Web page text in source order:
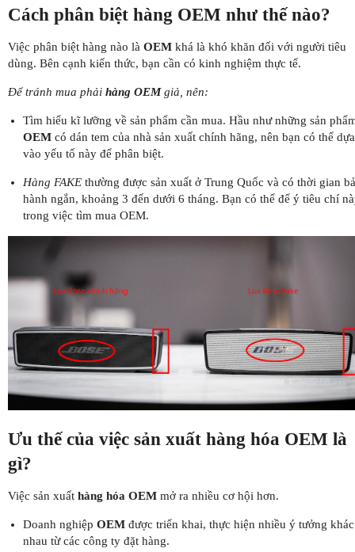
Cách phân biệt hàng OEM như thế nào?
Việc phân biệt hàng nào là OEM khá là khó khăn đối với người tiêu
dùng. Bên cạnh kiến thức, bạn cần có kinh nghiệm thực tế.
Để tránh mua phải hàng OEMgiả, nên:
Tìm hiểu kĩ lưỡng về sản phẩm cần mua. Hầu như những sản
OEMcó dán tem của nhà sản xuất chính hãng, nên bạn có thể dựa
vào yếu tố này để phân biệt.
Hàng FAKEthường được sản xuất ở Trung Quốc và có thời gian
hành ngắn, khoảng 3 đến dưới 6 tháng. Bạn có thể để ý tiêu chí
trong việc tìm mua OEM.
Ưu thế của việc sản xuất hàng hóa OEM là
gì?
Việc sản xuất hàng hóa OEM mở ra nhiều cơ hội hơn.
Doanh nghiệp OEMđược triển khai, thực hiện nhiều ý tưởng khác
nhau từ các công ty đặt hàng.